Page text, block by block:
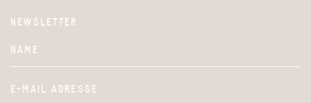
NEWSLETTER
NAME
E-MAIL ADRESSE